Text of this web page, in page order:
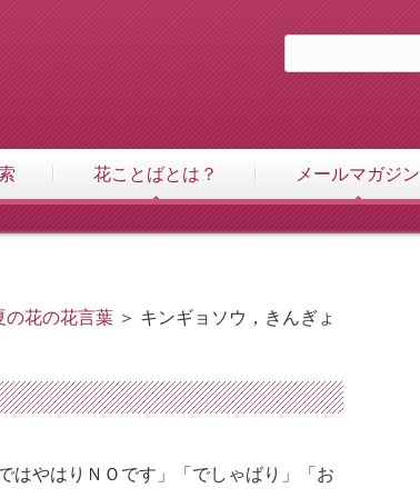
花ことばとは？ メールマガジン
の花の花言葉 ＞ キンギョソウ，きんぎょ
はやはりＮＯです」「でしゃばり」「お